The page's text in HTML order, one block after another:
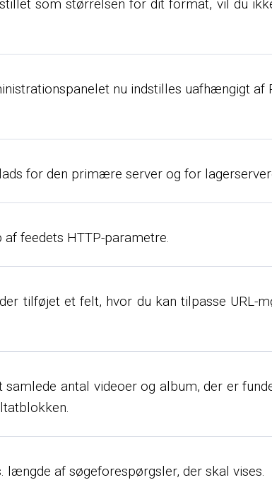
som størrelsen for dit format, vil du
nu indstilles uafhængigt
for den primære server og for
feedets HTTP-parametre.
tilføjet et felt, hvor du kan tilpasse URL-
antal videoer og album, der er
af søgeforespørgsler, der skal vises.